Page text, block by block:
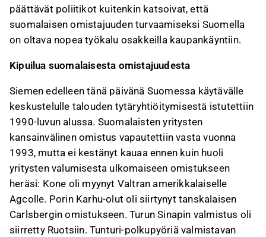
päättävät poliitikot kuitenkin katsoivat, että
suomalaisen omistajuuden turvaamiseksi Suomella
on oltava nopea työkalu osakkeilla kaupankäyntiin.
Kipuilua suomalaisesta omistajuudesta
Siemen edelleen tänä päivänä Suomessa käytävälle
keskustelulle talouden tytäryhtiöitymisestä istutettiin
1990-luvun alussa. Suomalaisten yritysten
kansainvälinen omistus vapautettiin vasta vuonna
1993, mutta ei kestänyt kauaa ennen kuin huoli
yritysten valumisesta ulkomaiseen omistukseen
heräsi: Kone oli myynyt Valtran amerikkalaiselle
Agcolle. Porin Karhu-olut oli siirtynyt tanskalaisen
Carlsbergin omistukseen. Turun Sinapin valmistus oli
siirretty Ruotsiin. Tunturi-polkupyöriä valmistavan